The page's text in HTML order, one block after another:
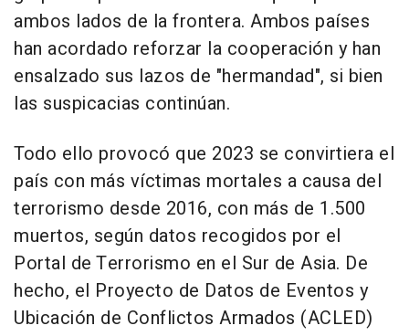
ambos lados de la frontera. Ambos países
han acordado reforzar la cooperación y han
ensalzado sus lazos de "hermandad", si bien
las suspicacias continúan.
Todo ello provocó que 2023 se convirtiera el
país con más víctimas mortales a causa del
terrorismo desde 2016, con más de 1.500
muertos, según datos recogidos por el
Portal de Terrorismo en el Sur de Asia. De
hecho, el Proyecto de Datos de Eventos y
Ubicación de Conflictos Armados (ACLED)